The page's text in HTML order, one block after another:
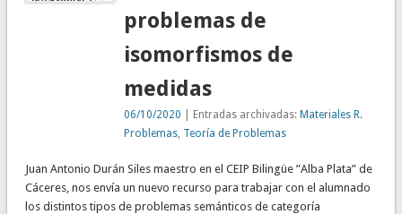
problemas de
isomorfismos de
medidas
06/10/2020 | Entradas archivadas:Materiales R.
Problemas Teoría de Problemas
Juan Antonio Durán Siles maestro en el CEIP Bilingüe ”Alba Plata” de
Cáceres, nos envía un nuevo recurso para trabajar con el alumnado
los distintos tipos de problemas semánticos de categoría